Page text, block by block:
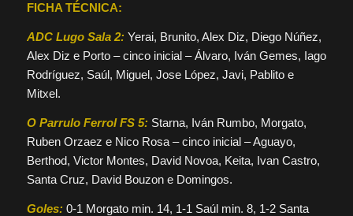
FICHA TÉCNICA:
ADC Lugo Sala 2: Yerai, Brunito, Alex Diz, Diego Núñez,
Alex Diz e Porto – cinco inicial – Álvaro, Iván Gemes, Iago
Rodríguez, Saúl, Miguel, Jose López, Javi, Pablito e
Mitxel.
O Parrulo Ferrol FS 5: Starna, Iván Rumbo, Morgato,
Ruben Orzaez e Nico Rosa – cinco inicial – Aguayo,
Berthod, Victor Montes, David Novoa, Keita, Ivan Castro,
Santa Cruz, David Bouzon e Domingos.
Goles: 0-1 Morgato min. 14, 1-1 Saúl min. 8, 1-2 Santa